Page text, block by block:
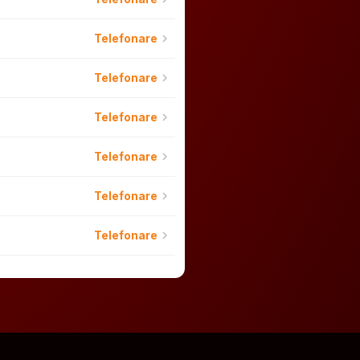
Telefonare chevron_right
Telefonare chevron_right
Telefonare chevron_right
Telefonare chevron_right
Telefonare chevron_right
Telefonare chevron_right